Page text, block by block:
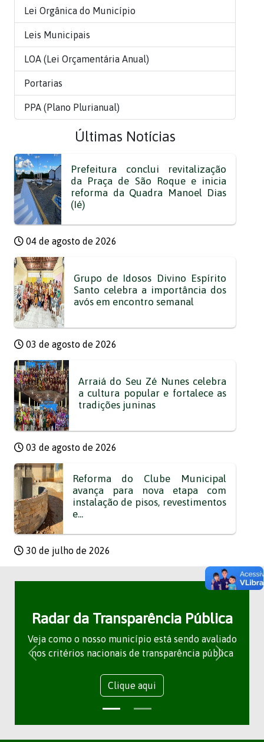
Lei Orgânica do Município
Leis Municipais
LOA (Lei Orçamentária Anual)
Portarias
PPA (Plano Plurianual)
Últimas Notícias
Prefeitura conclui revitalização
da Praça de São Roque e inicia
reforma da Quadra Manoel Dias
(Ié)
04 de agosto de 2026
Grupo de Idosos Divino Espírito
Santo celebra a importância dos
avós em encontro semanal
03 de agosto de 2026
Arraiá do Seu Zé Nunes celebra
a cultura popular e fortalece as
tradições juninas
03 de agosto de 2026
Reforma do Clube Municipal
avança para nova etapa com
instalação de pisos, revestimentos
e...
30 de julho de 2026
Radar da Transparência Pública
Veja como o nosso município está sendo avaliado
nos critérios nacionais de transparência pública
Clique aqui